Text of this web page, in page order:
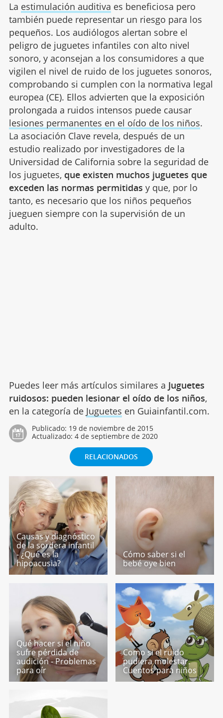
La estimulación auditiva es beneficiosa pero
también puede representar un riesgo para los
pequeños. Los audiólogos alertan sobre el
peligro de juguetes infantiles con alto nivel
sonoro, y aconsejan a los consumidores a que
vigilen el nivel de ruido de los juguetes sonoros,
comprobando si cumplen con la normativa legal
europea (CE). Ellos advierten que la exposición
prolongada a ruidos intensos puede causar
lesiones permanentes en el oído de los niños.
La asociación Clave revela, después de un
estudio realizado por investigadores de la
Universidad de California sobre la seguridad de
los juguetes, que existen muchos juguetes que
exceden las normas permitidas y que, por lo
tanto, es necesario que los niños pequeños
jueguen siempre con la supervisión de un
adulto.
Puedes leer más artículos similares a Juguetes
ruidosos: pueden lesionar el oído de los niños,
en la categoría de Juguetes en Guiainfantil.com.
Publicado: 19 de noviembre de 2015
Actualizado: 4 de septiembre de 2020
RELACIONADOS
Causas y diagnóstico
de la sordera infantil
- ¿Qué es la
hipoacusia?
Cómo saber si el
bebé oye bien
Qué hacer si el niño
sufre pérdida de
audición - Problemas
para oír
Como si el ruido
pudiera molestar.
Cuentos para niños